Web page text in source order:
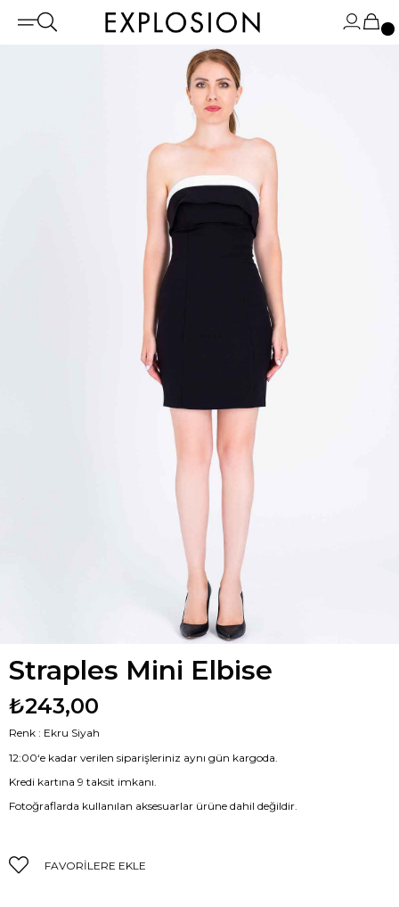
Straples Mini Elbise
₺243,00
Renk : Ekru Siyah
12:00‘e kadar verilen siparişleriniz aynı gün kargoda.
Kredi kartına 9 taksit imkanı.
Fotoğraflarda kullanılan aksesuarlar ürüne dahil değildir.
FAVORILERE EKLE